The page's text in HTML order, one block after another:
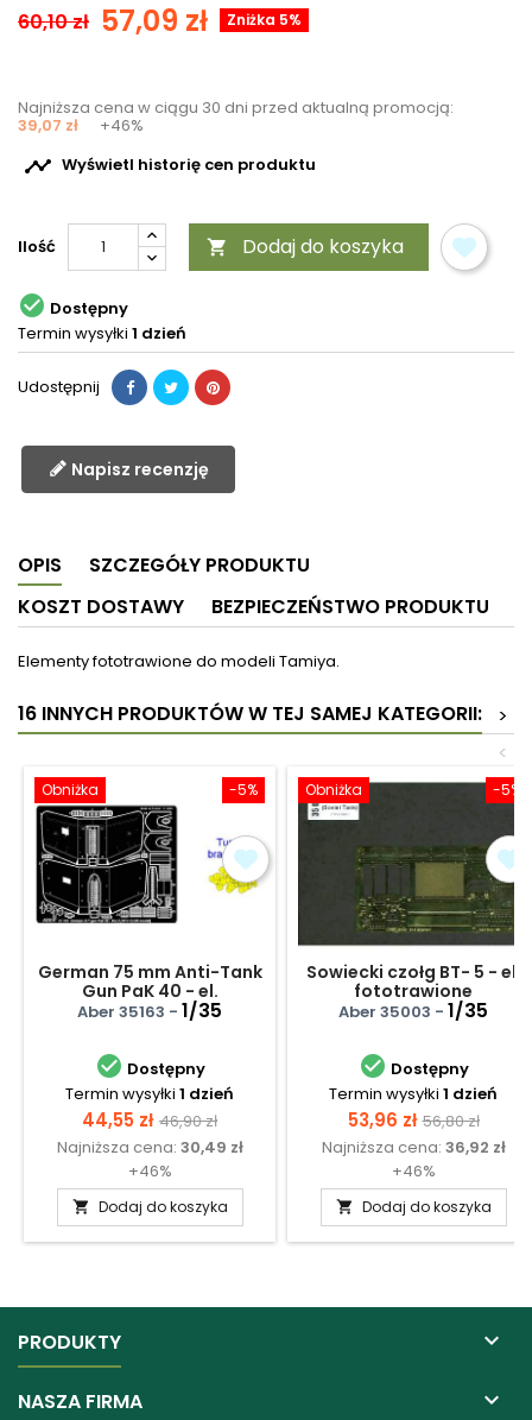
60,10 zł 57,09 zł Zniżka 5%
Najniższa cena w ciągu 30 dni przed aktualną promocją:
39,07 zł +46%
 Wyświetl historię cen produktu
Ilość  Dodaj do koszyka
 Dostępny
Termin wysyłki 1 dzień
Udostępnij
Napisz recenzję
OPIS
SZCZEGÓŁY PRODUKTU
KOSZT DOSTAWY
BEZPIECZEŃSTWO PRODUKTU
Elementy fototrawione do modeli Tamiya.
16 INNYCH PRODUKTÓW W TEJ SAMEJ KATEGORII:
>
<
-5%
Obniżka
German 75 mm Anti-Tank
Gun PaK 40 - el.
fototrawione zestaw 2
Aber 35163 - 1/35
 Dostępny
Termin wysyłki 1 dzień
Cena
44,55 zł Cena
podstawowa
46,90 zł
Najniższa cena: 30,49 zł
+46%
 Dodaj do koszyka
-5%
Obniżka
Sowiecki czołg BT- 5 - el.
fototrawione
Aber 35003 - 1/35
 Dostępny
Termin wysyłki 1 dzień
Cena
53,96 zł Cena
56,80 zł
Najniższa cena: 36,92 zł
+46%
 Dodaj do koszyka
PRODUKTY 
NASZA FIRMA 